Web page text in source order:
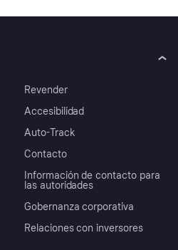
Revender
Accesibilidad
Auto-Track
Contacto
Información de contacto para
las autoridades
Gobernanza corporativa
Relaciones con inversores